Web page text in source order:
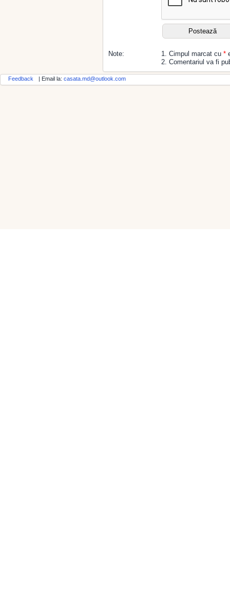
Note: 1. Cimpul marcat cu *
2. Comentariul va fi
Feedback | Email la: casata.md@outlook.com